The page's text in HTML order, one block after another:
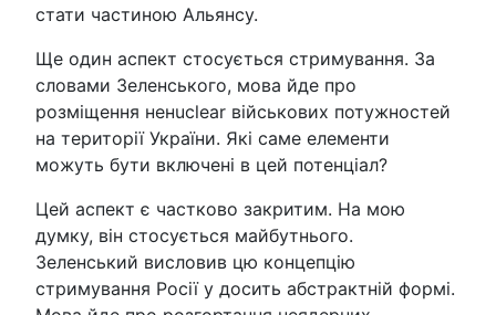
стати частиною Альянсу.
Ще один аспект стосується стримування. За
словами Зеленського, мова йде про
розміщення ненuclear військових потужностей
на території України. Які саме елементи
можуть бути включені в цей потенціал?
Цей аспект є частково закритим. На мою
думку, він стосується майбутнього.
Зеленський висловив цю концепцію
стримування Росії у досить абстрактній формі.